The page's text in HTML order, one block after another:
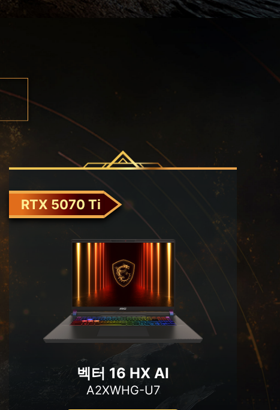
RTX 5070 Ti
벡터 16 HX AI
A2XWHG-U7